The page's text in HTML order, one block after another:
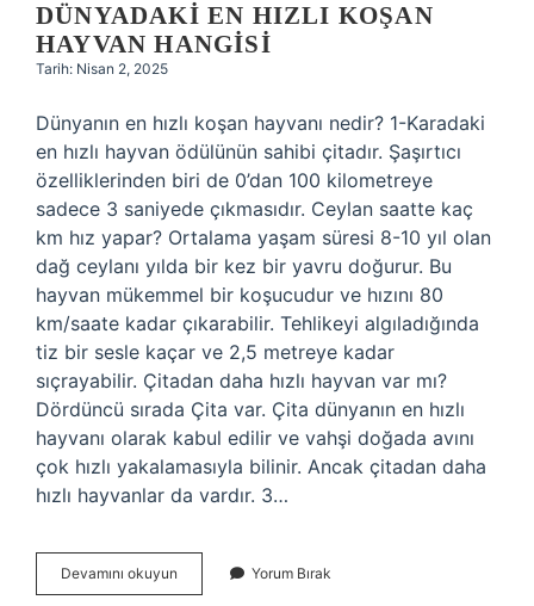
DÜNYADAKI EN HIZLI KOŞAN
HAYVAN HANGISI
Tarih: Nisan 2, 2025
Dünyanın en hızlı koşan hayvanı nedir? 1-Karadaki
en hızlı hayvan ödülünün sahibi çitadır. Şaşırtıcı
özelliklerinden biri de 0’dan 100 kilometreye
sadece 3 saniyede çıkmasıdır. Ceylan saatte kaç
km hız yapar? Ortalama yaşam süresi 8-10 yıl olan
dağ ceylanı yılda bir kez bir yavru doğurur. Bu
hayvan mükemmel bir koşucudur ve hızını 80
km/saate kadar çıkarabilir. Tehlikeyi algıladığında
tiz bir sesle kaçar ve 2,5 metreye kadar
sıçrayabilir. Çitadan daha hızlı hayvan var mı?
Dördüncü sırada Çita var. Çita dünyanın en hızlı
hayvanı olarak kabul edilir ve vahşi doğada avını
çok hızlı yakalamasıyla bilinir. Ancak çitadan daha
hızlı hayvanlar da vardır. 3…
Devamını okuyun Dünyadaki
En
Yorum Bırak